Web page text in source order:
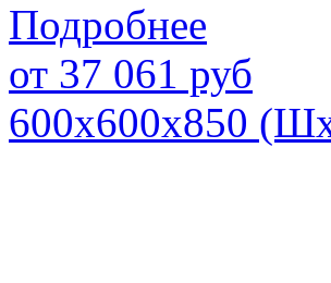
Подробнее
от 37 061 руб
600х600х850